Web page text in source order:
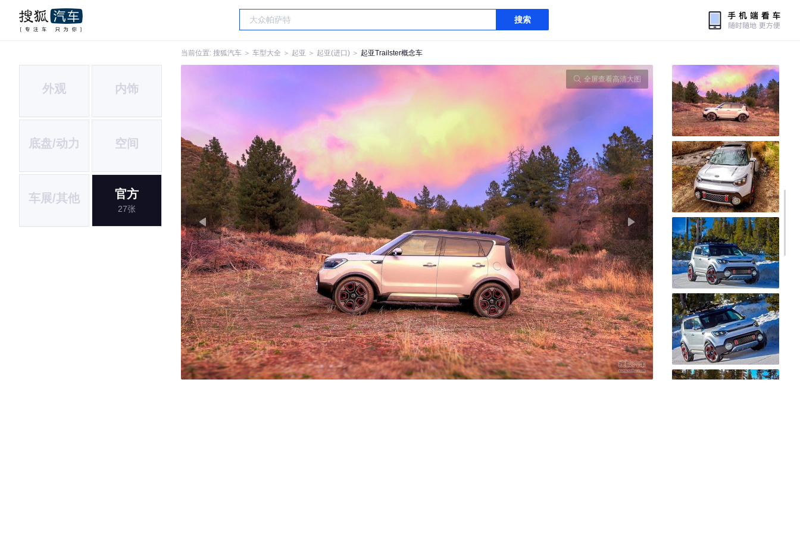
搜索
当前位置: 搜狐汽车 ＞ 车型大全 ＞ 起亚 ＞ 起亚(进口) ＞ 起亚Trailster概念车
外观 内饰
底盘/动力 空间
车展/其他 官方
27张
全屏查看高清大图